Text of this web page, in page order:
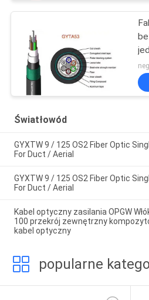
Światłowód
GYXTW 9 / 125 OS2 Fiber Optic
For Duct / Aerial
GYXTW 9 / 125 OS2 Fiber Optic
For Duct / Aerial
Kabel optyczny zasilania OPGW
100 przekrój zewnętrzny
kabel optyczny
popularne